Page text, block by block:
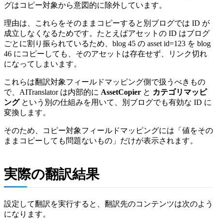
グはコピー対象から意図的に除外しています。
理由は、これらをそのままコピーすると別ブログでは ID が
成立しなくなるためです。たとえばアセットの ID はブログ
ごとに割り振られているため、blog 45 の asset id=123 を blog
46 にコピーしても、そのアセットは存在せず、リンク切れ
になってしまいます。
これらは翻訳対象フィールドマッピング側で扱うべきもの
で、AITranslator は内部的に AssetCopier と カテゴリマッピ
ングという別の仕組みを用いて、別ブログでも有効な ID に
変換します。
そのため、コピー対象フィールドマッピングには「値をその
ままコピーしても問題ないもの」だけが表示されます。
実際の翻訳結果
設定して翻訳を実行すると、翻訳先のコンテンツは次のよう
になります。